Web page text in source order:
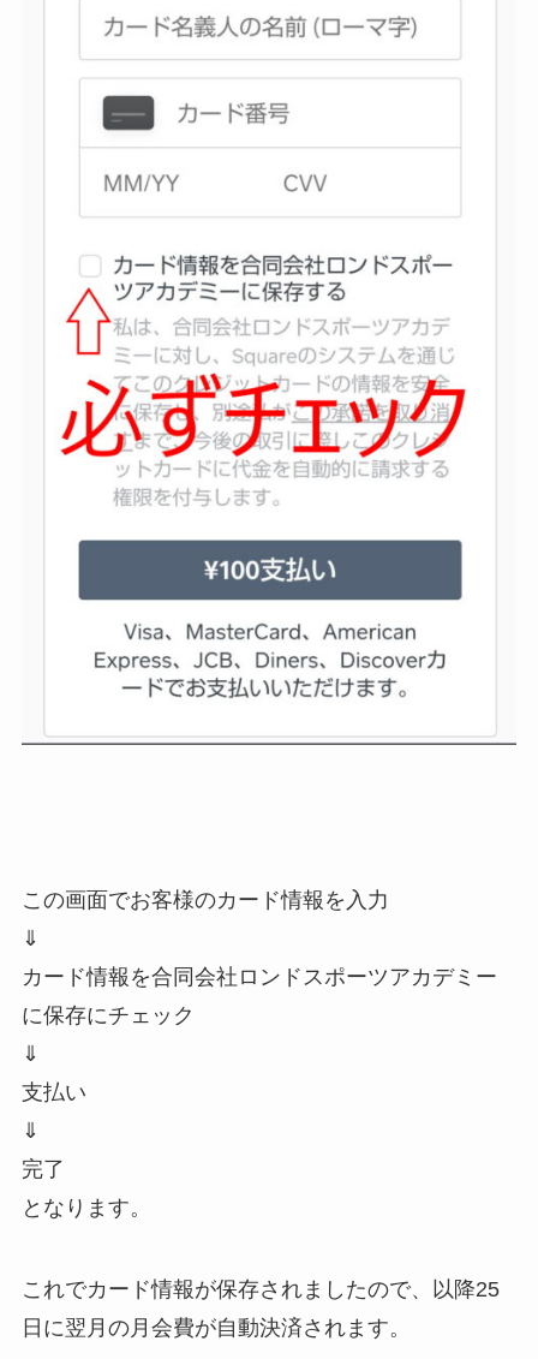
この画面でお客様のカード情報を入力
⇓
カード情報を合同会社ロンドスポーツアカデミー
に保存にチェック
⇓
支払い
⇓
完了
となります。
これでカード情報が保存されましたので、以降25
日に翌月の月会費が自動決済されます。